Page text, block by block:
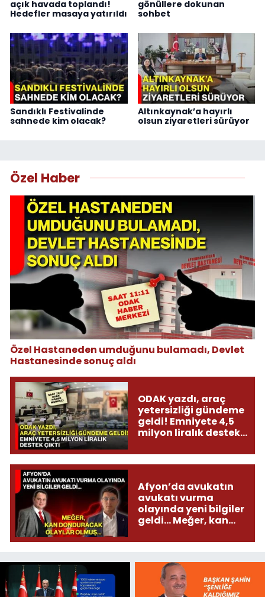
açık havada toplandı!
Hedefler masaya yatırıldı
gönüllere dokunan
sohbet
Sandıklı Festivalinde
sahnede kim olacak?
Altınkaynak’a hayırlı
olsun ziyaretleri sürüyor
Özel Haber
Özel Hastaneden umduğunu bulamadı, Devlet
Hastanesinde sonuç aldı
ODAK yazdı, araç
yetersizliği gündeme
geldi! Emniyete 4,5
milyon liralık destek
Afyon’da avukatın
avukatı vurma
olayında yeni bilgiler
geldi... Meğer, kan
olmuş...